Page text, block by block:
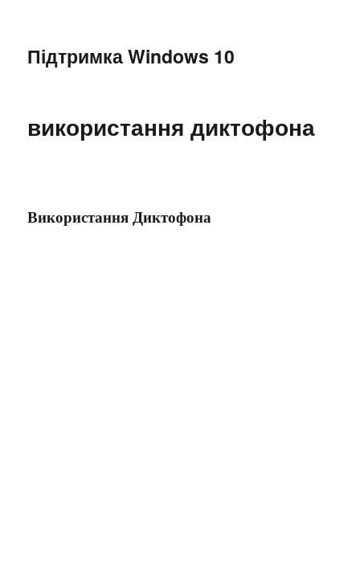
Підтримка Windows 10
використання диктофона
Використання Диктофона